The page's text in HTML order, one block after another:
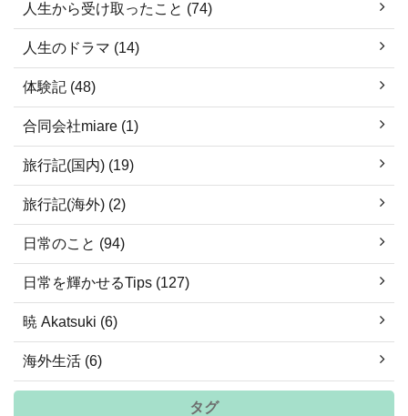
人生から受け取ったこと (74)
人生のドラマ (14)
体験記 (48)
合同会社miare (1)
旅行記(国内) (19)
旅行記(海外) (2)
日常のこと (94)
日常を輝かせるTips (127)
暁 Akatsuki (6)
海外生活 (6)
タグ